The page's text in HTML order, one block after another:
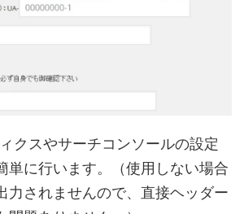
クスやサーチコンソールの設定
単に行います。（使用しない場合
力されませんので、直接ヘッダー